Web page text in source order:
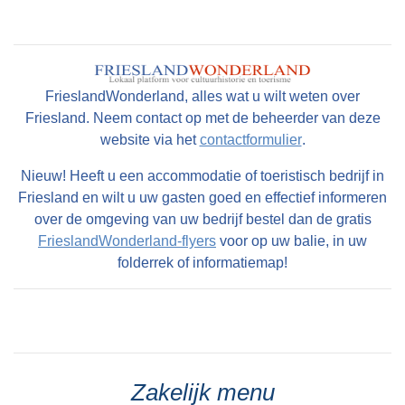
FrieslandWonderland, alles wat u wilt weten over
Friesland. Neem contact op met de beheerder van deze
website via hetcontactformulier.
Nieuw! Heeft u een accommodatie of toeristisch bedrijf in
Friesland en wilt u uw gasten goed en effectief informeren
over de omgeving van uw bedrijf bestel dan de gratis
FrieslandWonderland-flyers voor op uw balie, in uw
folderrek of informatiemap!
Zakelijk menu